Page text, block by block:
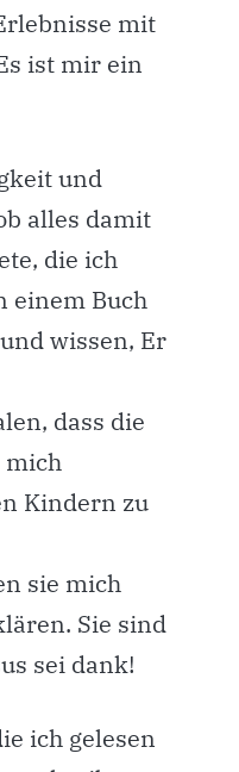
mit
ist mir ein
und
alles damit
die ich
einem Buch
wissen, Er
dass die
mich
Kindern zu
sie mich
Sie sind
sei dank!
ich gelesen